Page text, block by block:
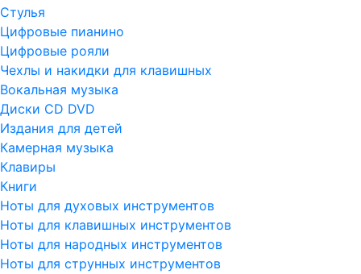
Стулья
Цифровые пианино
Цифровые рояли
Чехлы и накидки для клавишных
Вокальная музыка
Диски CD DVD
Издания для детей
Камерная музыка
Клавиры
Книги
Ноты для духовых инструментов
Ноты для клавишных инструментов
Ноты для народных инструментов
Ноты для струнных инструментов